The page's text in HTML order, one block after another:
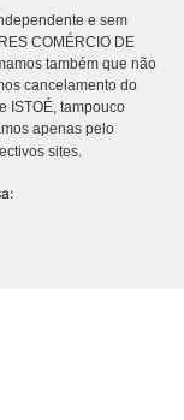
e sem
COMÉRCIO DE
também que não
cancelamento do
ISTOÉ, tampouco
apenas pelo
sites.